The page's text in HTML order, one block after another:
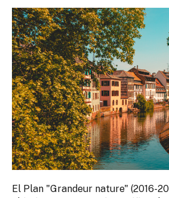
El Plan "Grandeur nature" (2016-